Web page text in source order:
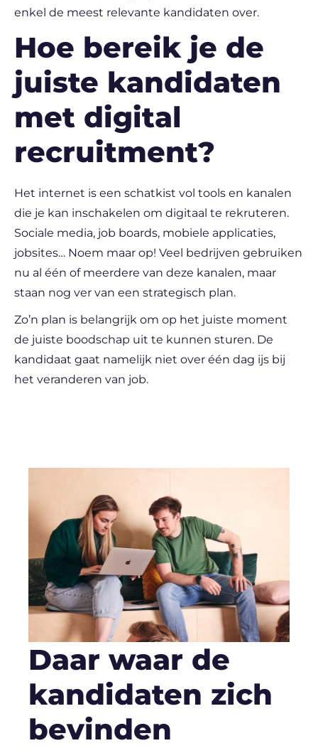
enkel de meest relevante kandidaten over.
Hoe bereik je de
juiste kandidaten
met digital
recruitment?
Het internet is een schatkist vol tools en kanalen
die je kan inschakelen om digitaal te rekruteren.
Sociale media, job boards, mobiele applicaties,
jobsites… Noem maar op! Veel bedrijven gebruiken
nu al één of meerdere van deze kanalen, maar
staan nog ver van een strategisch plan.
Zo’n plan is belangrijk om op het juiste moment
de juiste boodschap uit te kunnen sturen. De
kandidaat gaat namelijk niet over één dag ijs bij
het veranderen van job.
Daar waar de
kandidaten zich
bevinden